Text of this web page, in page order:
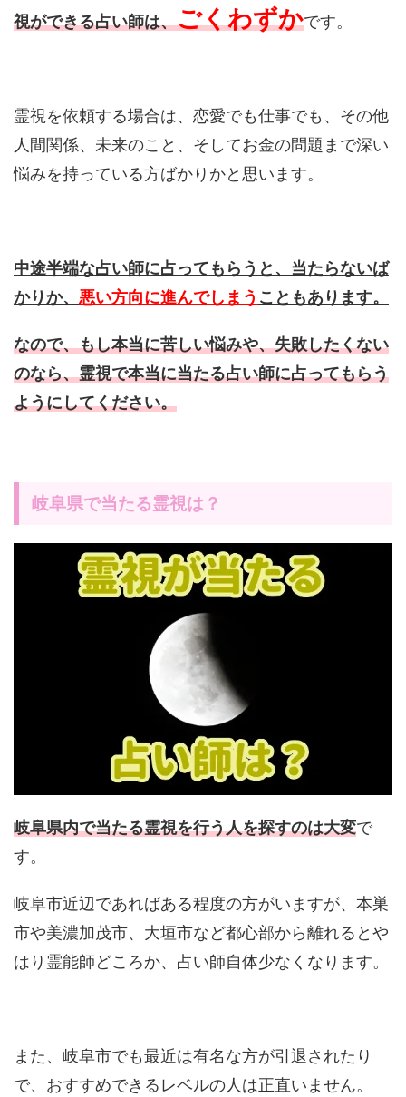
視ができる占い師は、ごくわずかです。
霊視を依頼する場合は、恋愛でも仕事でも、その他
人間関係、未来のこと、そしてお金の問題まで深い
悩みを持っている方ばかりかと思います。
中途半端な占い師に占ってもらうと、当たらないば
かりか、 悪い方向に進んでしまう こともあります。
なので、もし本当に苦しい悩みや、失敗したくない
のなら、霊視で本当に当たる占い師に占ってもらう
ようにしてください。
岐阜県で当たる霊視は？
岐阜県内で当たる霊視を行う人を探すのは大変で
す。
岐阜市近辺であればある程度の方がいますが、本巣
市や美濃加茂市、大垣市など都心部から離れるとや
はり霊能師どころか、占い師自体少なくなります。
また、岐阜市でも最近は有名な方が引退されたり
で、おすすめできるレベルの人は正直いません。